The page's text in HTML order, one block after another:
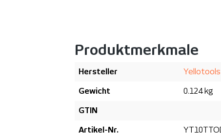
Produktmerkmale
Hersteller Yellotools
Gewicht 0.124 kg
GTIN
Artikel-Nr.